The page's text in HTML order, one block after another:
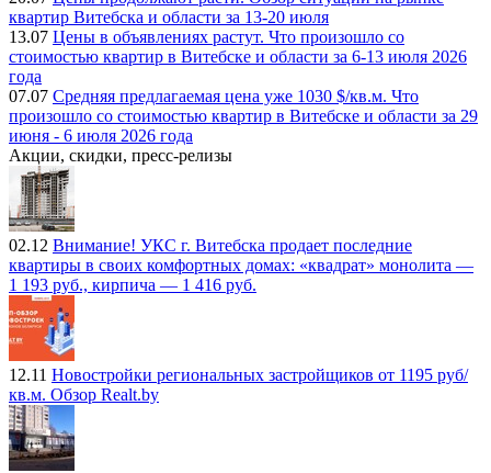
квартир Витебска и области за 13-20 июля
13.07 Цены в объявлениях растут. Что произошло со
стоимостью квартир в Витебске и области за 6-13 июля 2026
года
07.07 Средняя предлагаемая цена уже 1030 $/кв.м. Что
произошло со стоимостью квартир в Витебске и области за 29
июня - 6 июля 2026 года
Акции, скидки, пресс-релизы
02.12 Внимание! УКС г. Витебска продает последние
квартиры в своих комфортных домах: «квадрат» монолита —
1 193 руб., кирпича — 1 416 руб.
12.11 Новостройки региональных застройщиков от 1195 руб/
кв.м. Обзор Realt.by